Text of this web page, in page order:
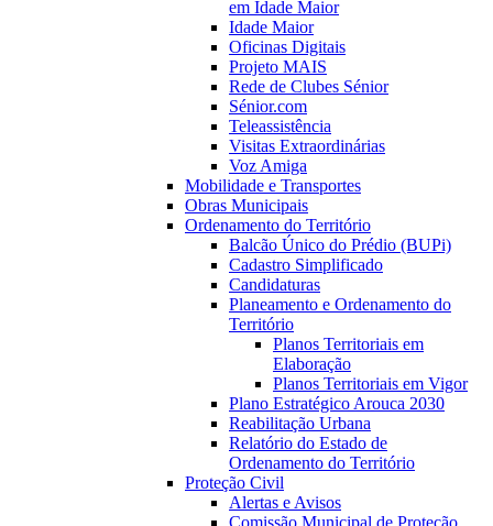
em Idade Maior
Idade Maior
Oficinas Digitais
Projeto MAIS
Rede de Clubes Sénior
Sénior.com
Teleassistência
Visitas Extraordinárias
Voz Amiga
Mobilidade e Transportes
Obras Municipais
Ordenamento do Território
Balcão Único do Prédio (BUPi)
Cadastro Simplificado
Candidaturas
Planeamento e Ordenamento do
Território
Planos Territoriais em
Elaboração
Planos Territoriais em Vigor
Plano Estratégico Arouca 2030
Reabilitação Urbana
Relatório do Estado de
Ordenamento do Território
Proteção Civil
Alertas e Avisos
Comissão Municipal de Proteção